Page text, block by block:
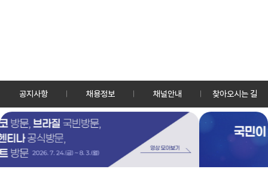
공지사항 채용정보 채널안내 찾아오시는 길
30128 세종특별자치시 정부2청사로 13 한국정책방송원 KTV
TEL: 044-204-8000
Copyrightⓒ KTV 국민방송 All Rights Reserved.
PC버전